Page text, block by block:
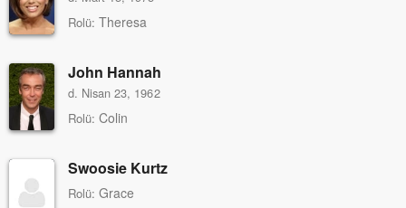
Rolü: Theresa
John Hannah
d. Nisan 23, 1962
Rolü: Colin
Swoosie Kurtz
Rolü: Grace